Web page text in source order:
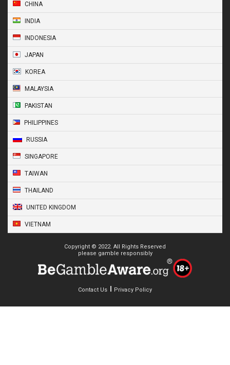
CHINA
INDIA
INDONESIA
JAPAN
KOREA
MALAYSIA
PAKISTAN
PHILIPPINES
RUSSIA
SINGAPORE
TAIWAN
THAILAND
UNITED KINGDOM
VIETNAM
Copyright © 2022. All Rights Reserved
please gamble responsibly
Contact Us Privacy Policy